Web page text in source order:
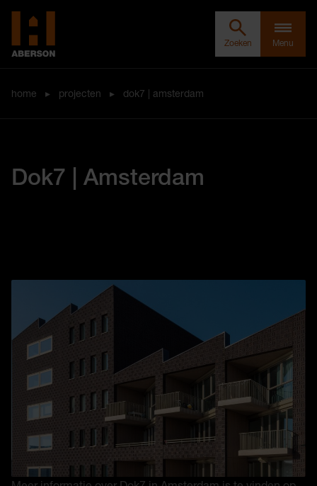
Zoeken Menu
home ▸ projecten ▸ dok7 | amsterdam
Dok7 | Amsterdam